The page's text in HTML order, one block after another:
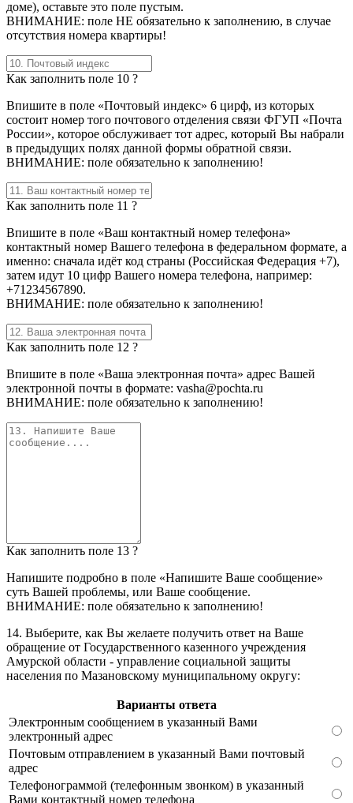
доме), оставьте это поле пустым.
ВНИМАНИЕ: поле НЕ обязательно к заполнению, в случае
отсутствия номера квартиры!
Как заполнить поле 10 ?
Впишите в поле «Почтовый индекс» 6 цирф, из которых
состоит номер того почтового отделения связи ФГУП «Почта
России», которое обслуживает тот адрес, который Вы набрали
в предыдущих полях данной формы обратной связи.
ВНИМАНИЕ: поле обязательно к заполнению!
Как заполнить поле 11 ?
Впишите в поле «Ваш контактный номер телефона»
контактный номер Вашего телефона в федеральном формате, а
именно: сначала идёт код страны (Российская Федерация +7),
затем идут 10 цифр Вашего номера телефона, например:
+71234567890.
ВНИМАНИЕ: поле обязательно к заполнению!
Как заполнить поле 12 ?
Впишите в поле «Ваша электронная почта» адрес Вашей
электронной почты в формате: vasha@pochta.ru
ВНИМАНИЕ: поле обязательно к заполнению!
Как заполнить поле 13 ?
Напишите подробно в поле «Напишите Ваше сообщение»
суть Вашей проблемы, или Ваше сообщение.
ВНИМАНИЕ: поле обязательно к заполнению!
14. Выберите, как Вы желаете получить ответ на Ваше
обращение от Государственного казенного учреждения
Амурской области - управление социальной защиты
населения по Мазановскому муниципальному округу:
Варианты ответа
Электронным сообщением в указанный Вами
электронный адрес
Почтовым отправлением в указанный Вами почтовый
адрес
Телефонограммой (телефонным звонком) в указанный
Вами контактный номер телефона